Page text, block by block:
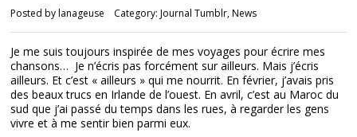
Posted bylanageuse Category: Journal Tumblr,News
Je me suis toujours inspirée de mes voyages pour écrire mes
chansons… Je n’écris pas forcément sur ailleurs. Mais j’écris
ailleurs. Et c’est « ailleurs » qui me nourrit. En février, j’avais pris
des beaux trucs en Irlande de l’ouest. En avril, c’est au Maroc du
sud que j’ai passé du temps dans les rues, à regarder les gens
vivre et à me sentir bien parmi eux.